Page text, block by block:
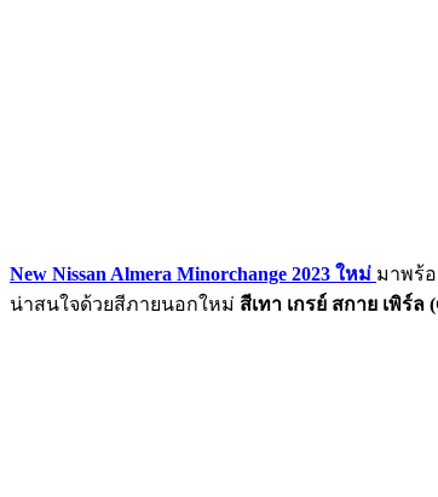
New Nissan Almera Minorchange 2023 ใหม่ มาพร้
น่าสนใจด้วยสีภายนอกใหม่ สีเทา เกรย์ สกาย เพิร์ล (